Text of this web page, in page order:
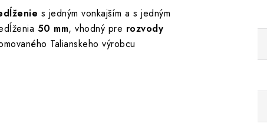
s jedným vonkajším a s jedným
50 mm, vhodný pre rozvody
Talianskeho výrobcu